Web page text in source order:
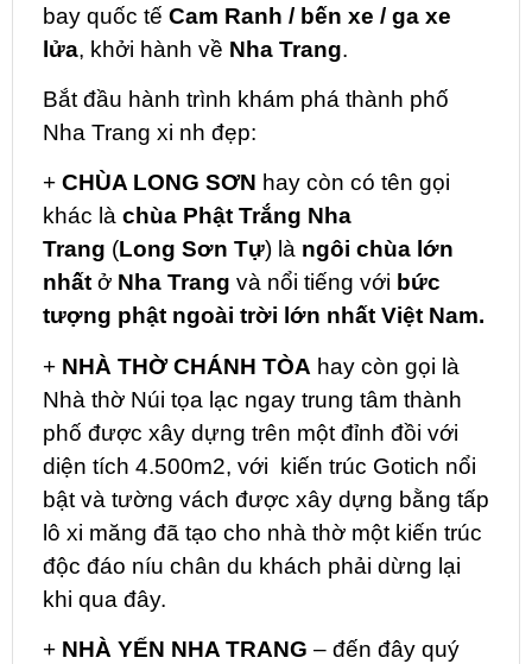
bay quốc tế Cam Ranh / bến xe / ga xe
lửa, khởi hành về Nha Trang.
Bắt đầu hành trình khám phá thành phố
Nha Trang xi nh đẹp:
+ CHÙA LONG SƠN hay còn có tên gọi
khác là chùa Phật Trắng Nha
Trang (Long Sơn Tự) là ngôi chùa lớn
nhất ở Nha Trang và nổi tiếng với bức
tượng phật ngoài trời lớn nhất Việt Nam.
+ NHÀ THỜ CHÁNH TÒA hay còn gọi là
Nhà thờ Núi tọa lạc ngay trung tâm thành
phố được xây dựng trên một đỉnh đồi với
diện tích 4.500m2, với kiến trúc Gotich nổi
bật và tường vách được xây dựng bằng tấp
lô xi măng đã tạo cho nhà thờ một kiến trúc
độc đáo níu chân du khách phải dừng lại
khi qua đây.
+ NHÀ YẾN NHA TRANG – đến đây quý